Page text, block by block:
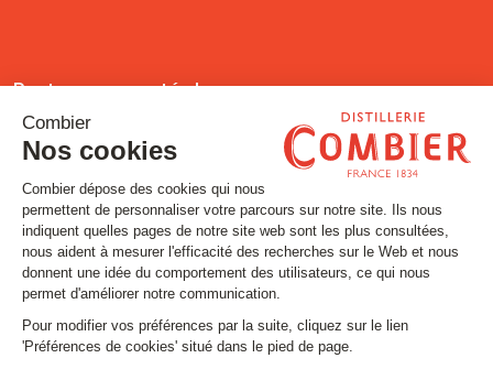
Restons connectés !
Inscrivez-vous à notre newsletter
SUIVEZ-NOUS